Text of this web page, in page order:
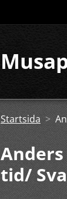
Startsida >
tid/